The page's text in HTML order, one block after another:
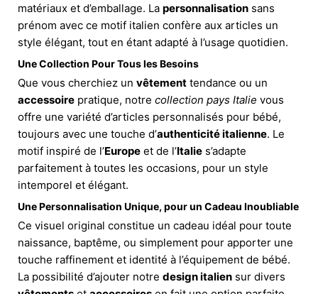
matériaux et d’emballage. La personnalisation sans
prénom avec ce motif italien confère aux articles un
style élégant, tout en étant adapté à l’usage quotidien.
Une Collection Pour Tous les Besoins
Que vous cherchiez un vêtement tendance ou un
accessoire pratique, notre collection pays Italie vous
offre une variété d’articles personnalisés pour bébé,
toujours avec une touche d’authenticité italienne. Le
motif inspiré de l’Europe et de l’Italie s’adapte
parfaitement à toutes les occasions, pour un style
intemporel et élégant.
Une Personnalisation Unique, pour un Cadeau Inoubliable
Ce visuel original constitue un cadeau idéal pour toute
naissance, baptême, ou simplement pour apporter une
touche raffinement et identité à l’équipement de bébé.
La possibilité d’ajouter notre design italien sur divers